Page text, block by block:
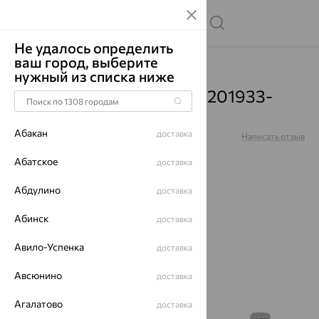
Главная Каталог Серьги Топаз
Серьги, серебро, топаз, 201933-
101-0019
Артикул: Написать отзыв
Не удалось определить
ваш город, выберите
нужный из списка ниже
Абакан доставка
Абатское доставка
Абдулино доставка
Абинск доставка
Авило-Успенка доставка
Авсюнино доставка
Агалатово доставка